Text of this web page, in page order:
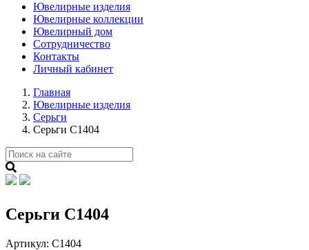
Ювелирные изделия
Ювелирные коллекции
Ювелирный дом
Сотрудничество
Контакты
Личный кабинет
Главная
Ювелирные изделия
Серьги
Серьги С1404
Серьги С1404
Артикул: С1404